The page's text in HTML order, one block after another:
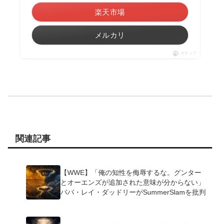
楽天市場
メルカリ
ポチップ
関連記事
【WWE】「俺の知性を侮辱するな。グンター
とオーエンズが追加された意味が分からない」
ババ・レイ・ダッドリーがSummerSlamを批判